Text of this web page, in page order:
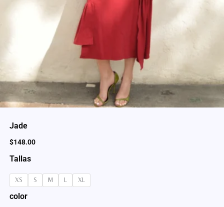
Jade
$148.00
Tallas
XS S M L XL
color